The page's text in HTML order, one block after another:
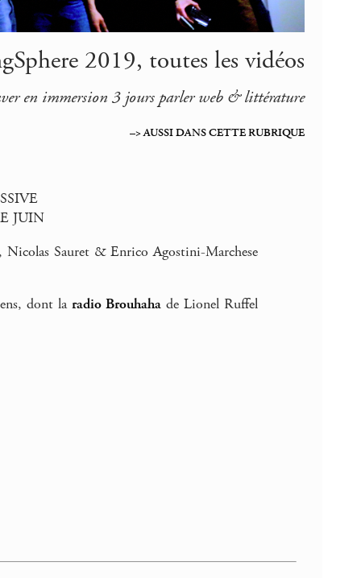
2019, toutes les vidéos
en immersion 3 jours parler web & littérature
–> AUSSI DANS CETTE RUBRIQUE
JUIN
Sauret & Enrico Agostini-Marchese
dont laradio Brouhaha de Lionel Ruffel